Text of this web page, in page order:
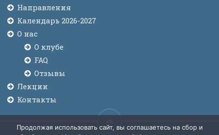
Направления
Календарь 2026-2027
О нас
О клубе
FAQ
Отзывы
Лекции
Контакты
Продолжая использовать сайт, вы соглашаетесь на сбор и